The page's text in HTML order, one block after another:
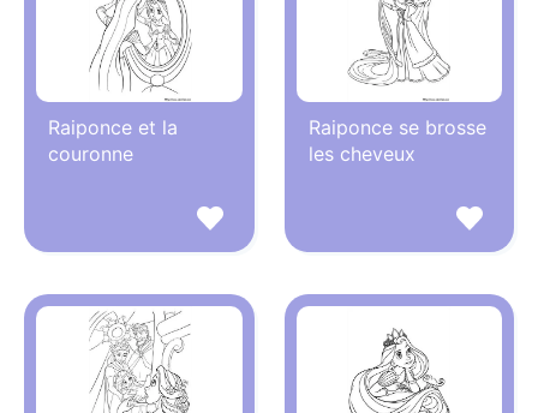
Raiponce et la
couronne
Raiponce se brosse
les cheveux